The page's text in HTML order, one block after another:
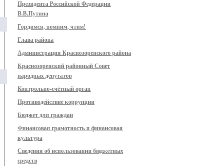
Президента Российской Федерации
В.В.Путина
Гордимся, помним, чтим!
Глава района
Администрация Краснозоренского района
Краснозоренский районный Совет
народных депутатов
Контрольно-счётный орган
Противодействие коррупции
Бюджет для граждан
Финансовая грамотность и финансовая
культура
Сведения об использовании бюджетных
средств